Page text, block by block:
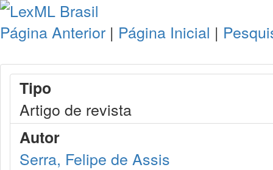
Página Anterior | Página Inicial |
Tipo
Artigo de revista
Autor
Serra, Felipe de Assis